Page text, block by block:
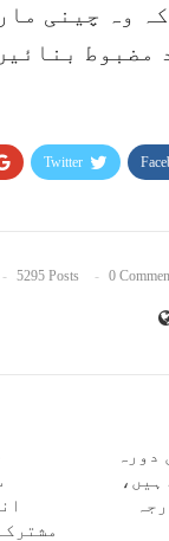
وہ چینی
مضبوط
Twitter
5295 Posts 0
25واں دورہ